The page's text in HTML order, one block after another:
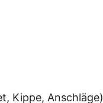
Kippe, Anschläge)